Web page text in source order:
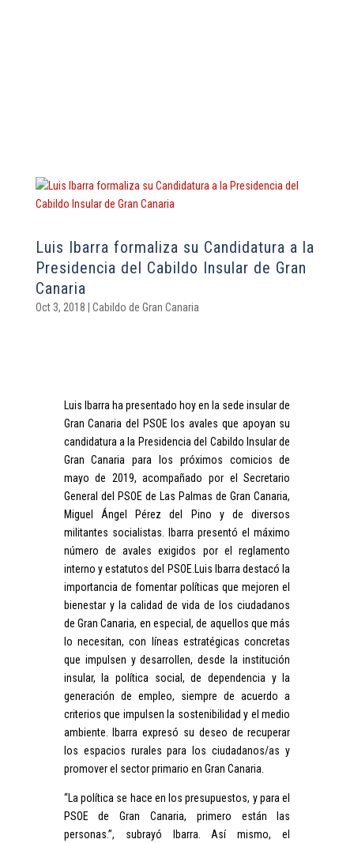
Luis Ibarra formaliza su Candidatura a la
Presidencia del Cabildo Insular de Gran
Canaria
Oct 3, 2018 Cabildo de Gran Canaria
Luis Ibarra ha presentado hoy en la sede insular de
Gran Canaria del PSOE los avales que apoyan su
candidatura a la Presidencia del Cabildo Insular de
Gran Canaria para los próximos comicios de
mayo de 2019, acompañado por el Secretario
General del PSOE de Las Palmas de Gran Canaria,
Miguel Ángel Pérez del Pino y de diversos
militantes socialistas. Ibarra presentó el máximo
número de avales exigidos por el reglamento
interno y estatutos del PSOE.Luis Ibarra destacó la
importancia de fomentar políticas que mejoren el
bienestar y la calidad de vida de los ciudadanos
de Gran Canaria, en especial, de aquellos que más
lo necesitan, con líneas estratégicas concretas
que impulsen y desarrollen, desde la institución
insular, la política social, de dependencia y la
generación de empleo, siempre de acuerdo a
criterios que impulsen la sostenibilidad y el medio
ambiente. Ibarra expresó su deseo de recuperar
los espacios rurales para los ciudadanos/as y
promover el sector primario en Gran Canaria.
“La política se hace en los presupuestos, y para el
PSOE de Gran Canaria, primero están las
personas.”, subrayó Ibarra. Así mismo, el